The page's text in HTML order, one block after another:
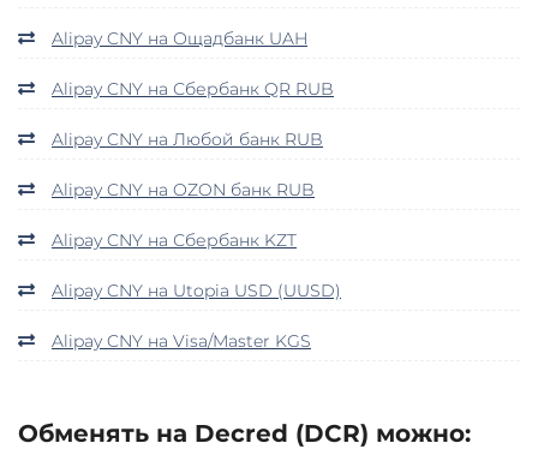
Alipay CNY на Ощадбанк UAH
Alipay CNY на Сбербанк QR RUB
Alipay CNY на Любой банк RUB
Alipay CNY на OZON банк RUB
Alipay CNY на Сбербанк KZT
Alipay CNY на Utopia USD (UUSD)
Alipay CNY на Visa/Master KGS
Обменять на Decred (DCR) можно: